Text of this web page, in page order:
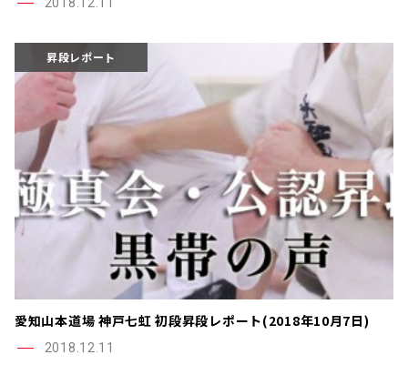
昇段レポート
愛知山本道場 神戸七虹 初段昇段レポート(2018年10月7日)
2018.12.11